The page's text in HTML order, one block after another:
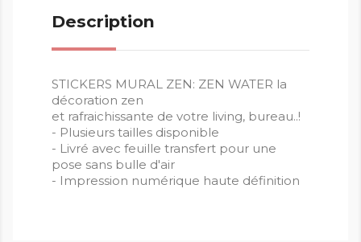
Description
STICKERS MURAL ZEN: ZEN WATER la
décoration zen
et rafraichissante de votre living, bureau..!
- Plusieurs tailles disponible
- Livré avec feuille transfert pour une
pose sans bulle d'air
- Impression numérique haute définition